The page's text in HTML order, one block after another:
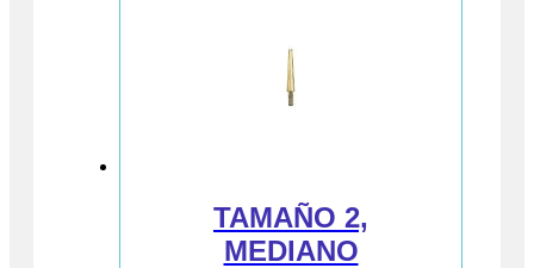
TAMAÑO 2,
MEDIANO